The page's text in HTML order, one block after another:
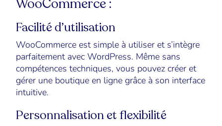
WooCommerce :
Facilité d’utilisation
WooCommerce est simple à utiliser et s’intègre
parfaitement avec WordPress. Même sans
compétences techniques, vous pouvez créer et
gérer une boutique en ligne grâce à son interface
intuitive.
Personnalisation et flexibilité